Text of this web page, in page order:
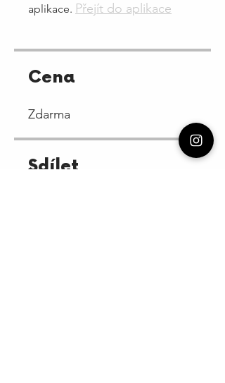
aplikace. Přejít do aplikace
Cena
Zdarma
Sdílet